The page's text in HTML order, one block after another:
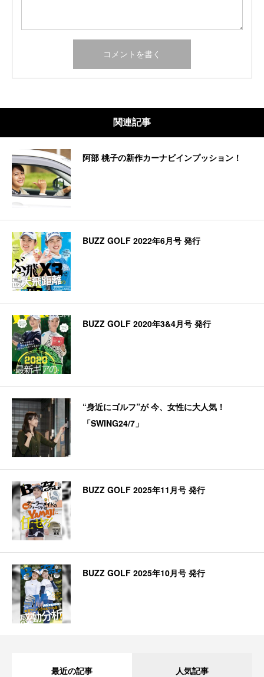
関連記事
阿部 桃子の新作カーナビインプッション！
BUZZ GOLF 2022年6月号 発行
BUZZ GOLF 2020年3&4月号 発行
“身近にゴルフ”が 今、女性に大人気！
「SWING24/7」
BUZZ GOLF 2025年11月号 発行
BUZZ GOLF 2025年10月号 発行
最近の記事 人気記事